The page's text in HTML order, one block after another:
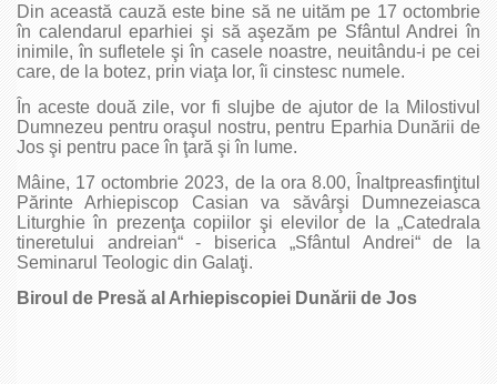
Din această cauză este bine să ne uităm pe 17 octombrie
în calendarul eparhiei şi să aşezăm pe Sfântul Andrei în
inimile, în sufletele şi în casele noastre, neuitându-i pe cei
care, de la botez, prin viaţa lor, îi cinstesc numele.
În aceste două zile, vor fi slujbe de ajutor de la Milostivul
Dumnezeu pentru oraşul nostru, pentru Eparhia Dunării de
Jos şi pentru pace în ţară şi în lume.
Mâine, 17 octombrie 2023, de la ora 8.00, Înaltpreasfinţitul
Părinte Arhiepiscop Casian va săvârşi Dumnezeiasca
Liturghie în prezenţa copiilor şi elevilor de la „Catedrala
tineretului andreian“ - biserica „Sfântul Andrei“ de la
Seminarul Teologic din Galaţi.
Biroul de Presă al Arhiepiscopiei Dunării de Jos